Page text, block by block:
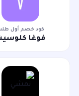
كود خصم أول
فوغا